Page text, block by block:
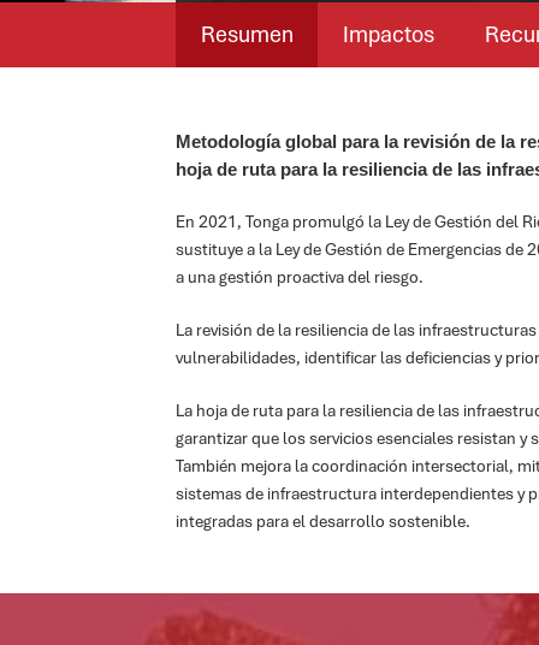
Resumen Impactos
Metodología global para la revisión de la
hoja de ruta para la resiliencia de las
En 2021, Tonga promulgó la Ley de Gestión del
sustituye a la Ley de Gestión de Emergencias de
a una gestión proactiva del riesgo.
La revisión de la resiliencia de las
vulnerabilidades, identificar las deficiencias y
La hoja de ruta para la resiliencia de las
garantizar que los servicios esenciales resistan y
También mejora la coordinación intersectorial,
sistemas de infraestructura interdependientes y
integradas para el desarrollo sostenible.